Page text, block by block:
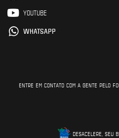
YOUTUBE
WHATSAPP
ENTRE EM CONTATO COM A GENTE PELO
DESACELERE, SEU